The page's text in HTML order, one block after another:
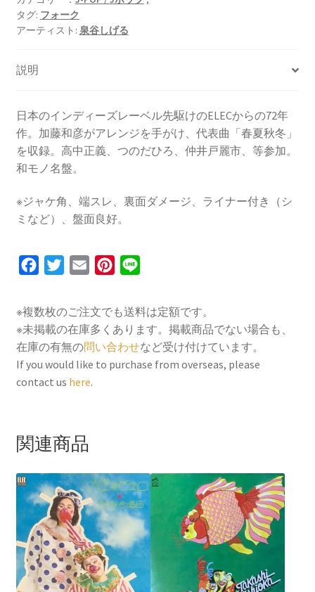
個
タグ: フォーク
アーティスト: 泉谷しげる
説明
日本のインディーズレーベル先駆けのELECからの72年
作。加藤和彦がアレンジを手がけ、代表曲「春夏秋冬」
を収録。高中正義、つのだひろ、仲井戸麗市、等参加。
和モノ名盤。
※ジャケ角、端スレ、裏面ダメージ、ライナー付き（シ
ミなど）、盤面良好。
c
e
b
o
o
t
t
e
r
a
i
l
n
t
e
r
n
e
※複数枚のご注文でも送料は定額です。
※未掲載の在庫多くあります。掲載商品でない場合も、
在庫の有無の問い合わせなど受け付けています。
If you would like to purchase from overseas, please
contact us here.
関連商品